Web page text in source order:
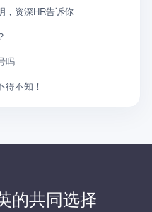
，资深HR告诉你
吗
得不知！
的共同选择